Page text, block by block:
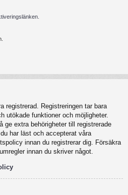
registrerad. Registreringen tar bara
utökade funktioner och möjligheter.
ge extra behörigheter till registrerade
har läst och accepterat våra
innan du registrerar dig. Försäkra
innan du skriver något.